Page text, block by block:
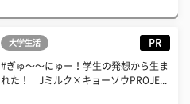
大学生活 PR
#ぎゅ〜〜にゅー！学生の発想から生ま
れた！ Jミルク×キョーソウPROJE...